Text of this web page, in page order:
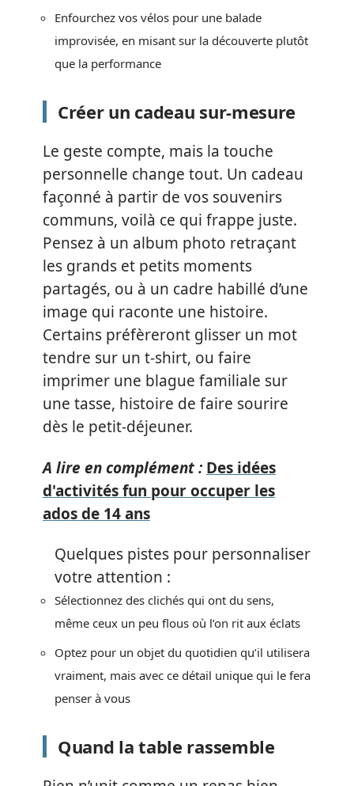
Enfourchez vos vélos pour une balade
improvisée, en misant sur la découverte plutôt
que la performance
Créer un cadeau sur-mesure
Le geste compte, mais la touche
personnelle change tout. Un cadeau
façonné à partir de vos souvenirs
communs, voilà ce qui frappe juste.
Pensez à un album photo retraçant
les grands et petits moments
partagés, ou à un cadre habillé d’une
image qui raconte une histoire.
Certains préfèreront glisser un mot
tendre sur un t-shirt, ou faire
imprimer une blague familiale sur
une tasse, histoire de faire sourire
dès le petit-déjeuner.
A lire en complément : Des idées
d'activités fun pour occuper les
ados de 14 ans
Quelques pistes pour personnaliser
votre attention :
Sélectionnez des clichés qui ont du sens,
même ceux un peu flous où l’on rit aux éclats
Optez pour un objet du quotidien qu’il utilisera
vraiment, mais avec ce détail unique qui le fera
penser à vous
Quand la table rassemble